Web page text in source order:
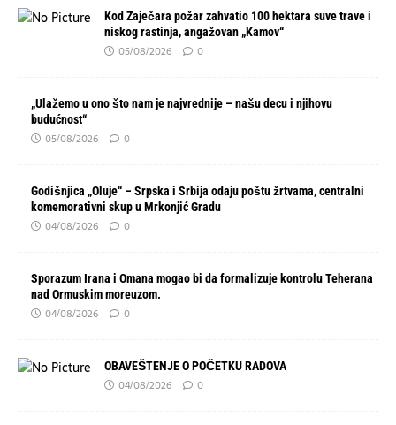
Kod Zaječara požar zahvatio 100 hektara suve trave i
niskog rastinja, angažovan „Kamov“
05/08/2026 0
„Ulažemo u ono što nam je najvrednije – našu decu i njihovu
budućnost“
05/08/2026 0
Godišnjica „Oluje“ – Srpska i Srbija odaju poštu žrtvama, centralni
komemorativni skup u Mrkonjić Gradu
04/08/2026 0
Sporazum Irana i Omana mogao bi da formalizuje kontrolu Teherana
nad Ormuskim moreuzom.
04/08/2026 0
OBAVEŠTENJE O POČETKU RADOVA
04/08/2026 0